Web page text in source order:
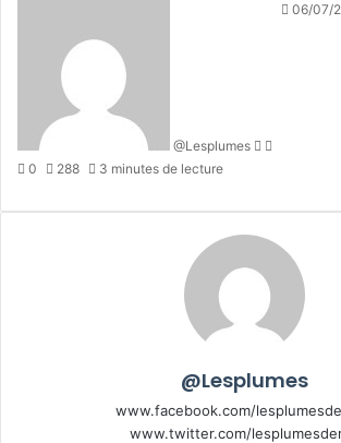
@Lesplumes
Follow
Envoyer
06/07/
0 288 3 minutes de lecture
@Lesplumes
www.facebook.com/
www.twitter.com/